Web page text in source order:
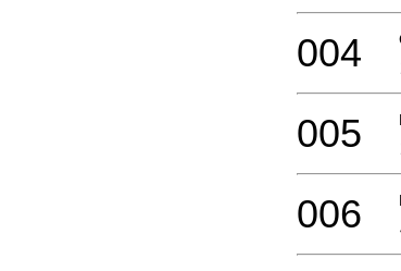
004
005
006